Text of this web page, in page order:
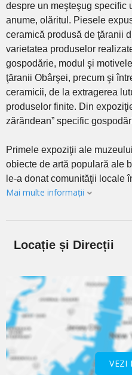
despre un meşteşug specific
anume, olăritul. Piesele
ceramică produsă de ţăranii
varietatea produselor
gospodărie, modul şi
ţăranii Obârşei, precum şi
ceramicii, de la extragerea
produselor finite. Din
zărăndean” specific
Primele expoziţii ale
obiecte de artă populară ale
le-a donat comunităţii locale
Mai multe informații
Locație și Direcții
VEZI